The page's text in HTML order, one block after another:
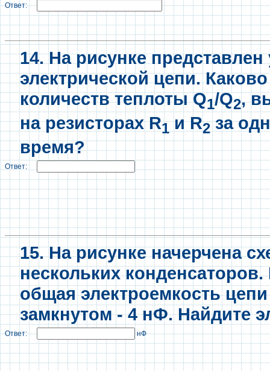
Ответ:
14. На рисунке представлен
электрической цепи.
количеств теплоты Q1/Q2,
на резисторах R1и R2за
время?
Ответ:
15. На рисунке начерчена
нескольких
общая электроемкость
замкнутом - 4 нФ. Найдите
Ответ: нФ